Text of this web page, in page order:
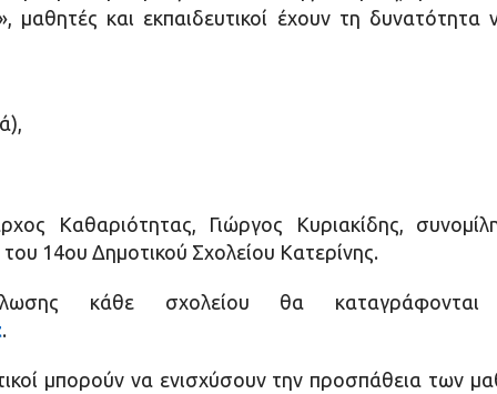
μαθητές και εκπαιδευτικοί έχουν τη
Καθαριότητας, Γιώργος Κυριακίδης,
14ου Δημοτικού Σχολείου Κατερίνης.
κάθε σχολείου θα
.
μπορούν να ενισχύσουν την προσπάθεια των